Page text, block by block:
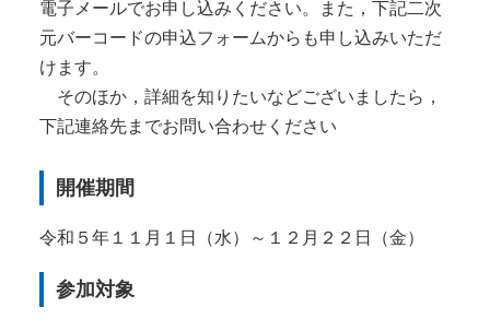
電子メールでお申し込みください。また，下記二次
元バーコードの申込フォームからも申し込みいただ
けます。
そのほか，詳細を知りたいなどございましたら，
下記連絡先までお問い合わせください
開催期間
令和５年１１月１日（水）～１２月２２日（金）
参加対象